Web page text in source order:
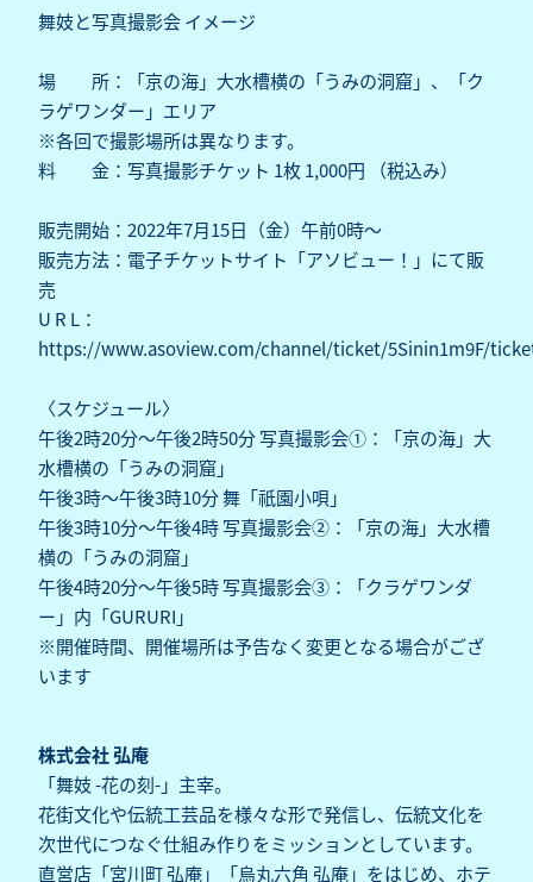
舞妓と写真撮影会 イメージ
場 所：「京の海」大水槽横の「うみの洞窟」、「ク
ラゲワンダー」エリア
※各回で撮影場所は異なります。
料 金：写真撮影チケット 1枚 1,000円 （税込み）
販売開始：2022年7月15日（金）午前0時～
販売方法：電子チケットサイト「アソビュー！」にて販
売
U R L：
https://www.asoview.com/channel/ticket/5Sinin1m9F/
〈スケジュール〉
午後2時20分～午後2時50分 写真撮影会①：「京の海」大
水槽横の「うみの洞窟」
午後3時～午後3時10分 舞「祇園小唄」
午後3時10分～午後4時 写真撮影会②：「京の海」大水槽
横の「うみの洞窟」
午後4時20分～午後5時 写真撮影会③：「クラゲワンダ
ー」内「GURURI」
※開催時間、開催場所は予告なく変更となる場合がござ
います
株式会社 弘庵
「舞妓 -花の刻-」主宰。
花街文化や伝統工芸品を様々な形で発信し、伝統文化を
次世代につなぐ仕組み作りをミッションとしています。
直営店「宮川町 弘庵」「烏丸六角 弘庵」をはじめ、ホテ